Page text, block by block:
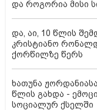
და როგორია მისი
და, აი, 10 წლის
კრისტიანო
ქორწილზე წერს
ხათუნა
წლის გახდა -
სოციალურ ქსელში